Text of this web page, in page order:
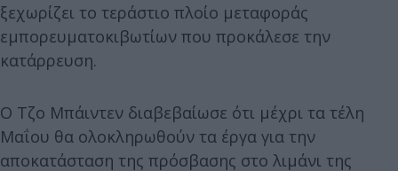
ξεχωρίζει το τεράστιο πλοίο μεταφοράς
εμπορευματοκιβωτίων που προκάλεσε την
κατάρρευση.
Ο Τζο Μπάιντεν διαβεβαίωσε ότι μέχρι τα τέλη
Μαΐου θα ολοκληρωθούν τα έργα για την
αποκατάσταση της πρόσβασης στο λιμάνι της